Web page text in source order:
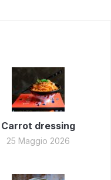
Carrot dressing
25 Maggio 2026